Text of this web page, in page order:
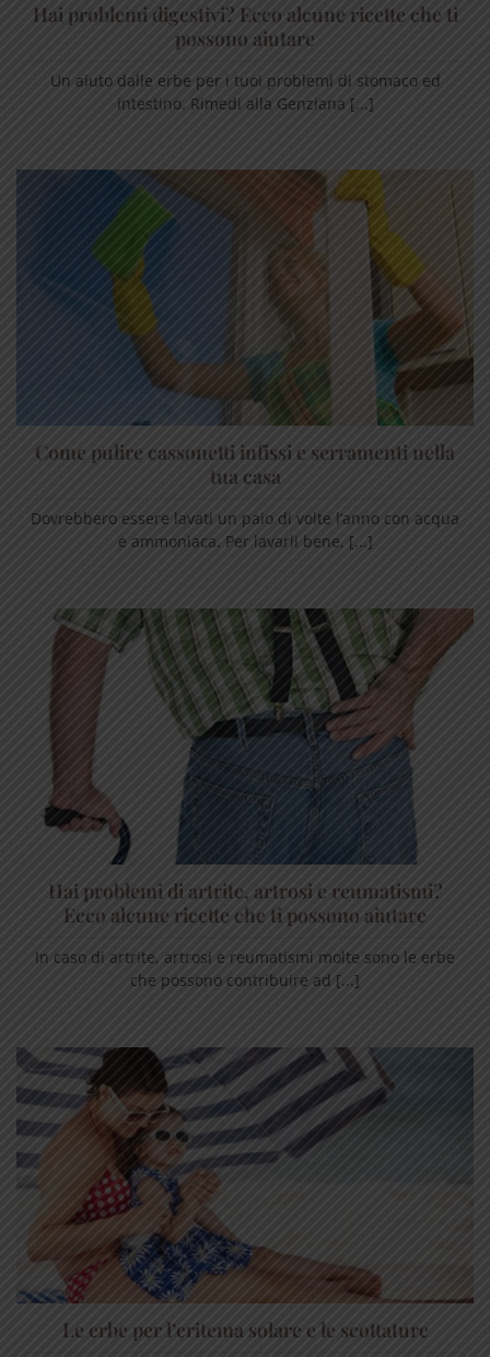
Hai problemi digestivi? Ecco alcune ricette che ti
possono aiutare
Un aiuto dalle erbe per i tuoi problemi di stomaco ed
intestino. Rimedi alla Genziana [...]
Come pulire cassonetti infissi e serramenti nella
tua casa
Dovrebbero essere lavati un paio di volte l’anno con acqua
e ammoniaca. Per lavarli bene, [...]
Hai problemi di artrite, artrosi e reumatismi?
Ecco alcune ricette che ti possono aiutare
In caso di artrite, artrosi e reumatismi molte sono le erbe
che possono contribuire ad [...]
Le erbe per l’eritema solare e le scottature